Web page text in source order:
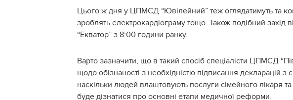
Цього ж дня у ЦПМСД “Ювілейний” теж оглядатимуть та
зроблять електрокардіограму тощо. Також подібний захід
“Екватор” з 8:00 години ранку.
Варто зазначити, що в такий спосіб спеціалісти ЦПМСД
щодо обізнаності з необхідністю підписання декларацій
наскільки людей влаштовують послуги сімейного лікаря
буде дізнатися про основні етапи медичної реформи.